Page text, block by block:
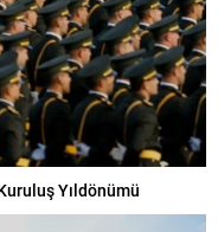
Yıldönümü